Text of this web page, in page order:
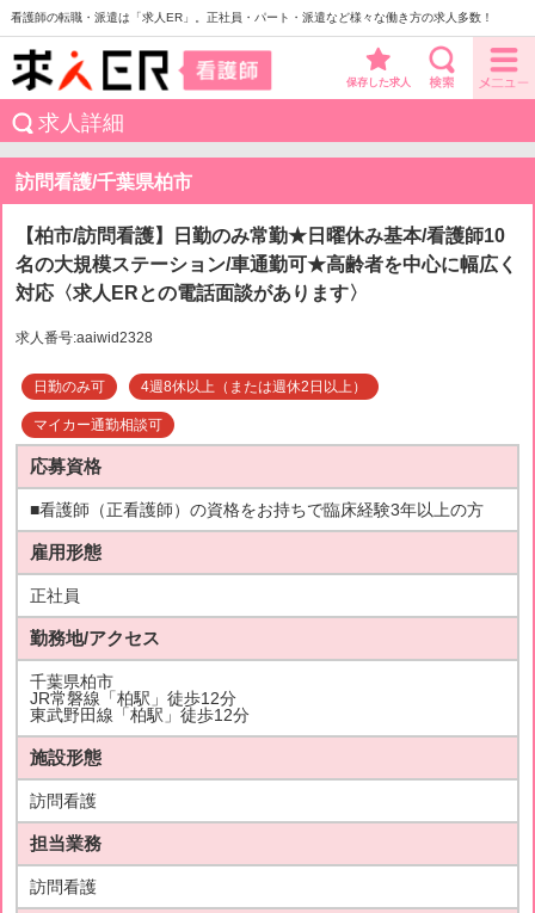
看護師の転職・派遣は「求人ER」。正社員・パート・派遣など様々な働き方の求人多数！
保存した求人
求人詳細
訪問看護/千葉県柏市
【柏市/訪問看護】日勤のみ常勤★日曜休み基本/看護師10
名の大規模ステーション/車通勤可★高齢者を中心に幅広く
対応〈求人ERとの電話面談があります〉
求人番号:aaiwid2328
日勤のみ可 4週8休以上（または週休2日以上）
マイカー通勤相談可
応募資格
■看護師（正看護師）の資格をお持ちで臨床経験3年以上の方
雇用形態
正社員
勤務地/アクセス
千葉県柏市
JR常磐線「柏駅」徒歩12分
東武野田線「柏駅」徒歩12分
施設形態
訪問看護
担当業務
訪問看護